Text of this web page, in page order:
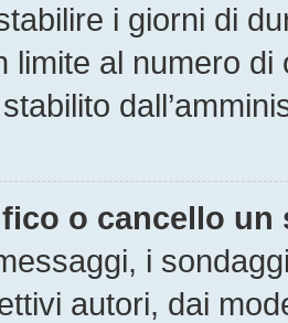
i giorni di
limite al numero
o cancello un
i
autori, dai